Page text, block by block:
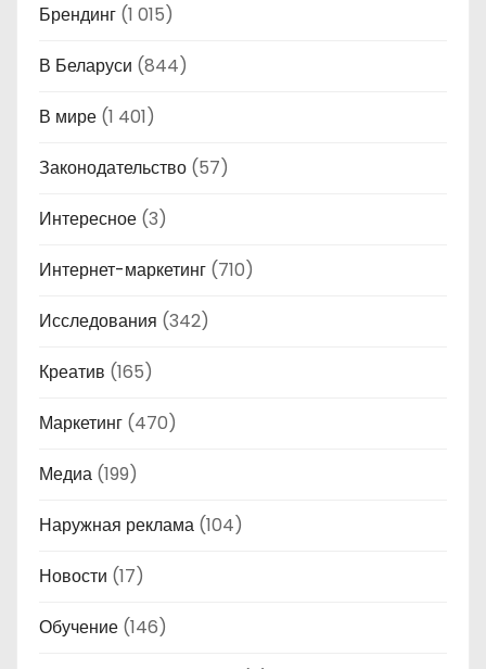
Брендинг (1 015)
В Беларуси (844)
В мире (1 401)
Законодательство (57)
Интересное (3)
Интернет-маркетинг (710)
Исследования (342)
Креатив (165)
Маркетинг (470)
Медиа (199)
Наружная реклама (104)
Новости (17)
Обучение (146)